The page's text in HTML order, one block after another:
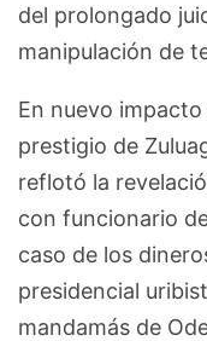
del prolongado
manipulación de
En nuevo
prestigio de
reflotó la
con funcionario
caso de los
presidencial
mandamás de